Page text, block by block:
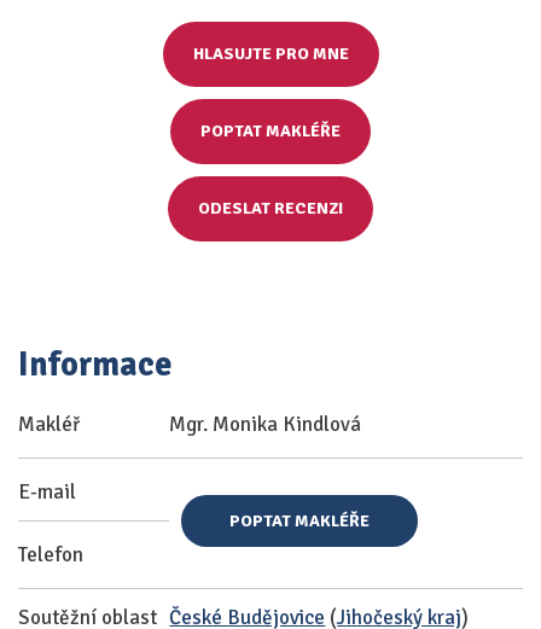
HLASUJTE PRO MNE
POPTAT MAKLÉŘE
ODESLAT RECENZI
Informace
Makléř Mgr. Monika Kindlová
E-mail
Telefon
POPTAT MAKLÉŘE
Soutěžní oblast České Budějovice (Jihočeský kraj)